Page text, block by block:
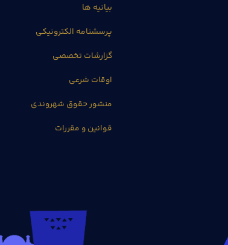
بیانیه ها
پرسشنامه الکترونیکی
گزارشات تخصصی
اوقات شرعی
منشور حقوق شهروندی
قوانین و مقررات